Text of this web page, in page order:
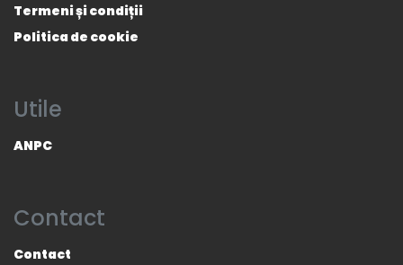
Termeni și condiții
Politica de cookie
Utile
ANPC
Contact
Contact